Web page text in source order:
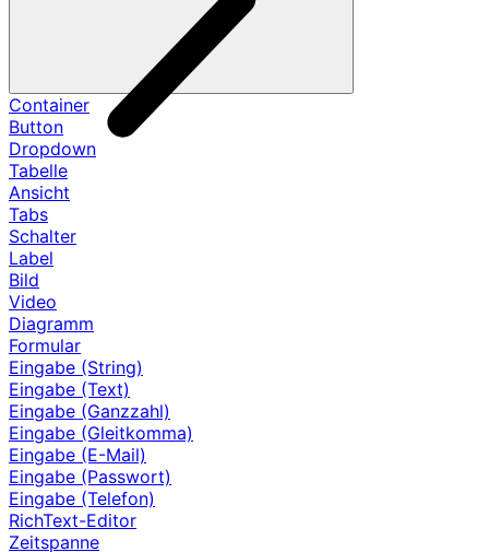
Container
Button
Dropdown
Tabelle
Ansicht
Tabs
Schalter
Label
Bild
Video
Diagramm
Formular
Eingabe (String)
Eingabe (Text)
Eingabe (Ganzzahl)
Eingabe (Gleitkomma)
Eingabe (E-Mail)
Eingabe (Passwort)
Eingabe (Telefon)
RichText-Editor
Zeitspanne